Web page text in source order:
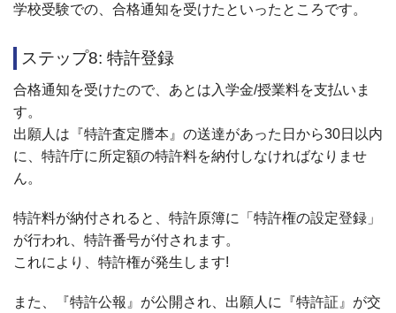
学校受験での、合格通知を受けたといったところです。
ステップ8: 特許登録
合格通知を受けたので、あとは入学金/授業料を支払いま
す。
出願人は『特許査定謄本』の送達があった日から30日以内
に、特許庁に所定額の特許料を納付しなければなりませ
ん。
特許料が納付されると、特許原簿に「特許権の設定登録」
が行われ、特許番号が付されます。
これにより、特許権が発生します!
また、『特許公報』が公開され、出願人に『特許証』が交